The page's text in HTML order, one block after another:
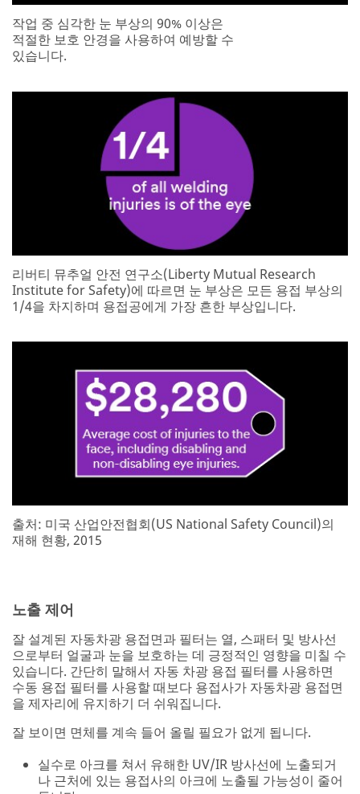
작업 중 심각한 눈 부상의 90% 이상은
적절한 보호 안경을 사용하여 예방할 수
있습니다.
리버티 뮤추얼 안전 연구소(Liberty Mutual Research
Institute for Safety)에 따르면 눈 부상은 모든 용접 부상의
1/4을 차지하며 용접공에게 가장 흔한 부상입니다.
출처: 미국 산업안전협회(US National Safety Council)의
재해 현황, 2015
노출 제어
잘 설계된 자동차광 용접면과 필터는 열, 스패터 및 방사선
으로부터 얼굴과 눈을 보호하는 데 긍정적인 영향을 미칠 수
있습니다. 간단히 말해서 자동 차광 용접 필터를 사용하면
수동 용접 필터를 사용할 때보다 용접사가 자동차광 용접면
을 제자리에 유지하기 더 쉬워집니다.
잘 보이면 면체를 계속 들어 올릴 필요가 없게 됩니다.
실수로 아크를 쳐서 유해한 UV/IR 방사선에 노출되거
나 근처에 있는 용접사의 아크에 노출될 가능성이 줄어